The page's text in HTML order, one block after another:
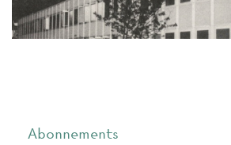
Abonnements